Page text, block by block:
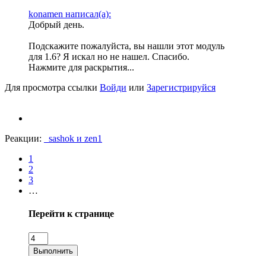
konamen написал(а):
Добрый день.
Подскажите пожалуйста, вы нашли этот модуль
для 1.6? Я искал но не нашел. Спасибо.
Нажмите для раскрытия...
Для просмотра ссылки Войди или Зарегистрируйся
Реакции: _sashok и zen1
1
2
3
…
Перейти к странице
Выполнить